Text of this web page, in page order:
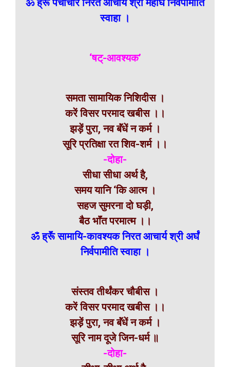
ॐ ह्रूॅं पंचाचार निरत आचार्य श्री महार्घं निर्वपामीति
स्वाहा ।
‘षट्-आवश्यक’
समता सामायिक निशिदीस ।
करें विसर परमाद खबीस ।।
झड़ें पुरा, नव बॅंधें न कर्म ।
सूरि प्रतिक्षा रत शिव-शर्म ।।
-दोहा-
सीधा सीधा अर्थ है,
समय यानि ‘कि आत्म ।
सहज सुमरना दो घड़ी,
बैठ भाॅंत परमात्म ।।
ॐ ह्रूॅं सामायि-कावश्यक निरत आचार्य श्री अर्घं
निर्वपामीति स्वाहा ।
संस्तव तीर्थंकर चौबीस ।
करें विसर परमाद खबीस ।।
झड़ें पुरा, नव बॅंधें न कर्म ।
सूरि नाम दूजे जिन-धर्म ॥
-दोहा-